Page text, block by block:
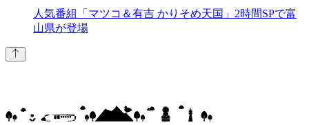
人気番組「マツコ＆有吉 かりそめ天国」2時間SPで富
山県が登場